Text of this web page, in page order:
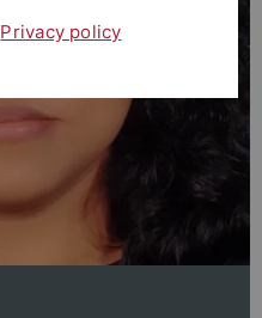
Privacy policy